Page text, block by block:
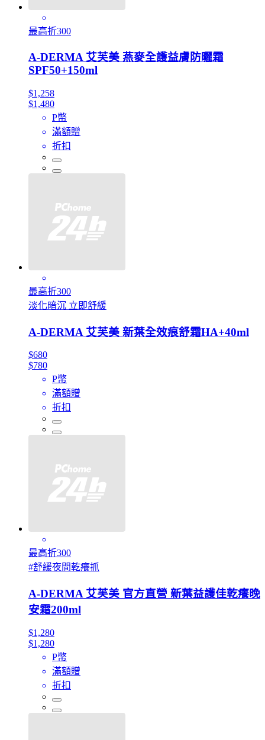
最高折300
A-DERMA 艾芙美 燕麥全護益膚防曬霜
SPF50+150ml
$1,258
$1,480
P幣
滿額贈
折扣
最高折300
淡化暗沉 立即舒緩
A-DERMA 艾芙美 新葉全效痕舒霜HA+40ml
$680
$780
P幣
滿額贈
折扣
最高折300
#舒緩夜間乾癢抓
A-DERMA 艾芙美 官方直營 新葉益護佳乾癢晚
安霜200ml
$1,280
$1,280
P幣
滿額贈
折扣